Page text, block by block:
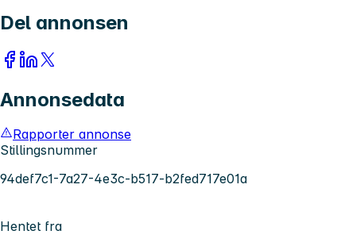
Del annonsen
Annonsedata
Rapporter annonse
Stillingsnummer
94def7c1-7a27-4e3c-b517-b2fed717e01a
Hentet fra